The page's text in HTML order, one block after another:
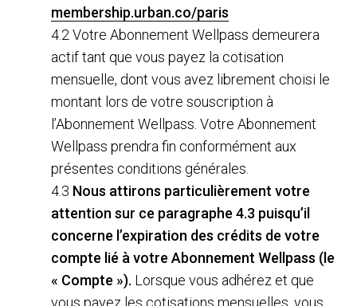
membership.urban.co/paris
4.2 Votre Abonnement Wellpass demeurera
actif tant que vous payez la cotisation
mensuelle, dont vous avez librement choisi le
montant lors de votre souscription à
l’Abonnement Wellpass. Votre Abonnement
Wellpass prendra fin conformément aux
présentes conditions générales.
4.3 Nous attirons particulièrement votre
attention sur ce paragraphe 4.3 puisqu’il
concerne l’expiration des crédits de votre
compte lié à votre Abonnement Wellpass (le
« Compte »). Lorsque vous adhérez et que
vous payez les cotisations mensuelles, vous